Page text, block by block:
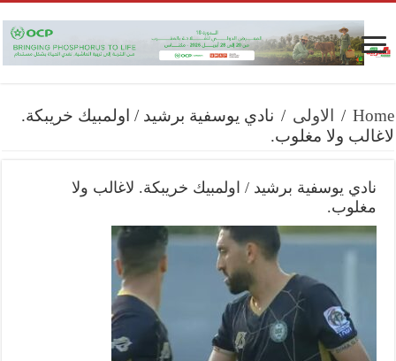
Home
/ الاولى / نادي يوسفية برشيد / اولمبيك خريبكة.
لاغالب ولا مغلوب.
نادي يوسفية برشيد / اولمبيك خريبكة. لاغالب ولا
مغلوب.